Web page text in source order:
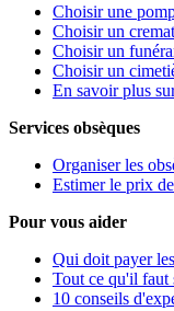
Choisir une
Choisir un
Choisir un
Choisir un
En savoir plus
Services obsèques
Organiser les
Estimer le prix
Pour vous aider
Qui doit payer
Tout ce qu'il faut
10 conseils